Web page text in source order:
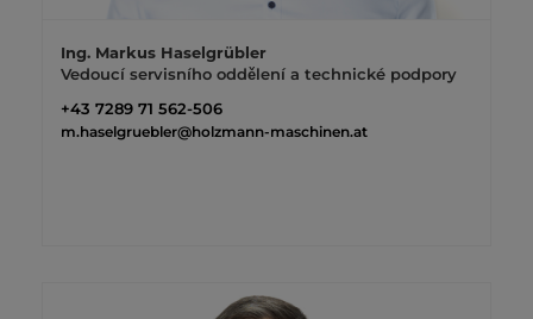
Ing. Markus Haselgrübler
Vedoucí servisního oddělení a technické podpory
+43 7289 71 562-506
m.haselgruebler@holzmann-maschinen.at